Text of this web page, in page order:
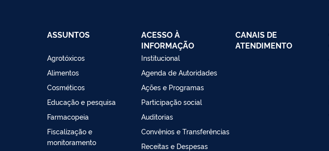
ASSUNTOS
Agrotóxicos
Alimentos
Cosméticos
Educação e pesquisa
Farmacopeia
Fiscalização e
monitoramento
ACESSO À
INFORMAÇÃO
Institucional
Agenda de Autoridades
Ações e Programas
Participação social
Auditorias
Convênios e Transferências
Receitas e Despesas
CANAIS DE
ATENDIMENTO